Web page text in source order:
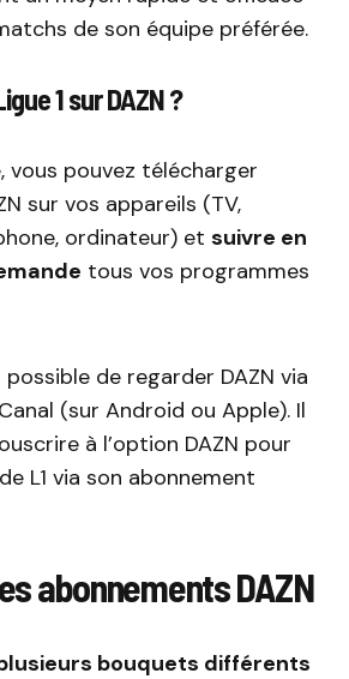
de son équipe préférée.
1 sur DAZN ?
vous pouvez télécharger
sur vos appareils (TV,
ordinateur) et suivre en
tous vos programmes
de regarder DAZN via
(sur Android ou Apple). Il
à l’option DAZN pour
L1 via son abonnement
abonnements DAZN
bouquets différents